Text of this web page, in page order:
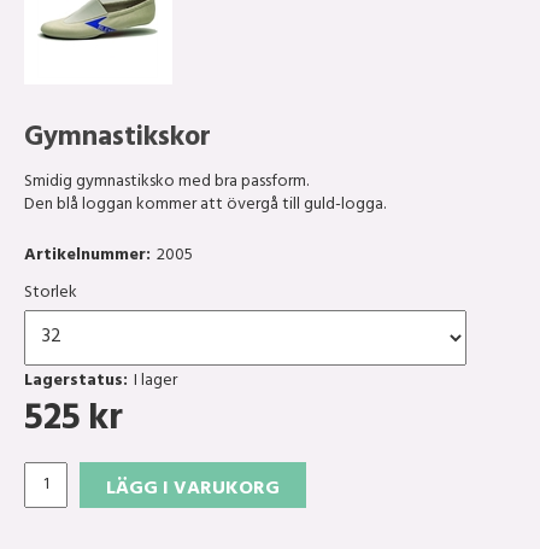
Gymnastikskor
Smidig gymnastiksko med bra passform.
Den blå loggan kommer att övergå till guld-logga.
Artikelnummer: 2005
Storlek
Lagerstatus: I lager
525kr
LÄGG I VARUKORG